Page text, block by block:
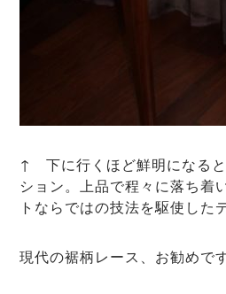
↑ 下に行くほど鮮明になる
ション。上品で程々に落ち着
トならではの技法を駆使した
現代の裾柄レース、お勧めで